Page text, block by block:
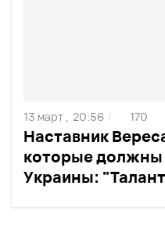
Наставник
которые должны
Украины:
13 март , 20:56 / 170